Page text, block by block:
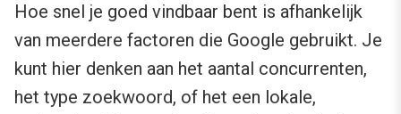
Hoe snel je goed vindbaar bent is afhankelijk
van meerdere factoren die Google gebruikt. Je
kunt hier denken aan het aantal concurrenten,
het type zoekwoord, of het een lokale,